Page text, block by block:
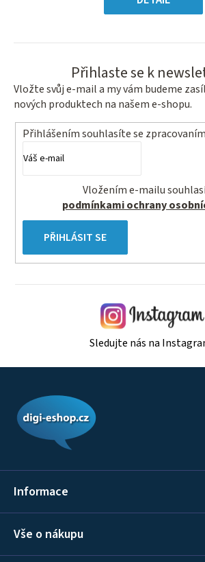
hvězdiček.
Přihlaste se k
Vložte svůj e-mail a my vám budeme
nových produktech na našem e-shopu.
Přihlášením souhlasíte se
podmínkami ochrany
PŘIHLÁSIT SE
Sledujte nás na
Informace
Vše o nákupu